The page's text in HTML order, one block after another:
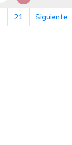
21 Siguiente